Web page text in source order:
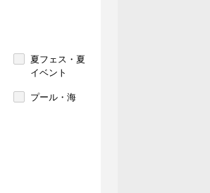
夏フェス・夏
イベント
プール・海